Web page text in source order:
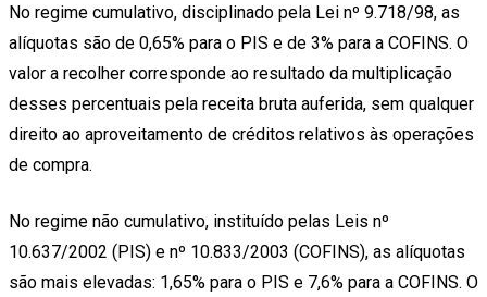
No regime cumulativo, disciplinado pela Lei nº 9.718/98, as
alíquotas são de 0,65% para o PIS e de 3% para a COFINS. O
valor a recolher corresponde ao resultado da multiplicação
desses percentuais pela receita bruta auferida, sem qualquer
direito ao aproveitamento de créditos relativos às operações
de compra.
No regime não cumulativo, instituído pelas Leis nº
10.637/2002 (PIS) e nº 10.833/2003 (COFINS), as alíquotas
são mais elevadas: 1,65% para o PIS e 7,6% para a COFINS. O